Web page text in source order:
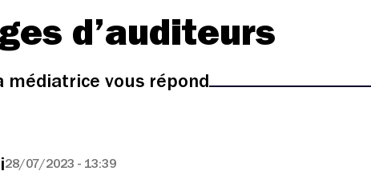
d’auditeurs
médiatrice vous répond
28/07/2023 - 13:39